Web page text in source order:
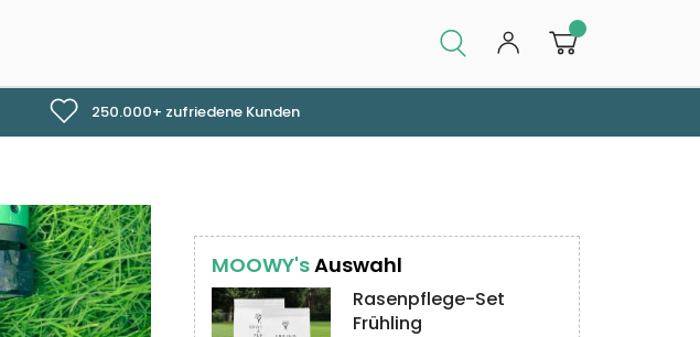
0
250.000+ zufriedene Kunden
MOOWY'sAuswahl
Rasenpflege-Set
Frühling